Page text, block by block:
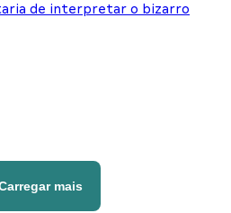
de interpretar o bizarro
mais